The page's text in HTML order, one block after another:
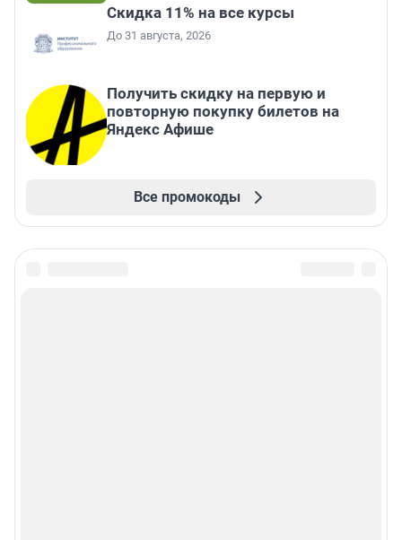
Скидка 11% на все курсы
До 31 августа, 2026
Получить скидку на первую и
повторную покупку билетов на
Яндекс Афише
Все промокоды